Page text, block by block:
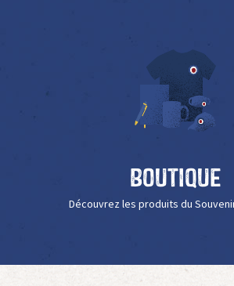
Boutique
Découvrez les produits du